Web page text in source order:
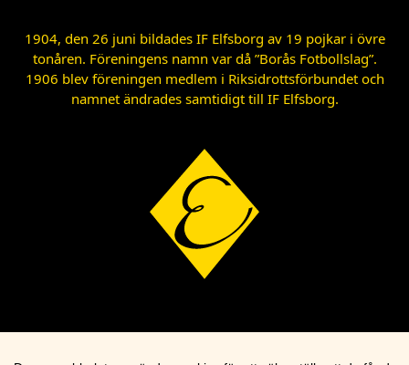
1904, den 26 juni bildades IF Elfsborg av 19 pojkar i övre
tonåren. Föreningens namn var då ”Borås Fotbollslag”.
1906 blev föreningen medlem i Riksidrottsförbundet och
namnet ändrades samtidigt till IF Elfsborg.